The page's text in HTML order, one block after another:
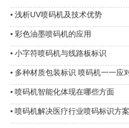
• 浅析UV喷码机及技术优势
• 彩色油墨喷码机的应用
• 小字符喷码机与线路板标识
• 多种材质包装标识 喷码机一一应
• 喷码机智能化体现在哪些方面
• 喷码机解决医疗行业喷码标识方案